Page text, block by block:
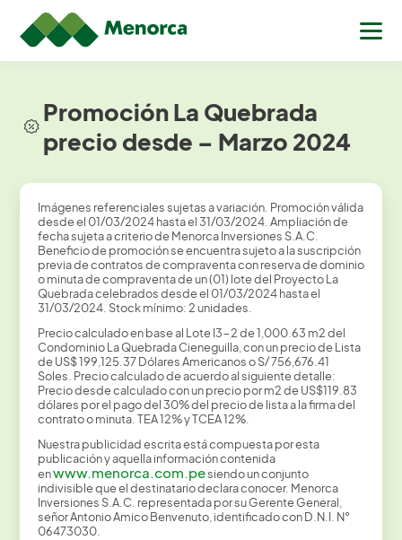
Promoción La Quebrada
precio desde – Marzo 2024
Imágenes referenciales sujetas a variación. Promoción válida
desde el 01/03/2024 hasta el 31/03/2024. Ampliación de
fecha sujeta a criterio de Menorca Inversiones S.A.C.
Beneficio de promoción se encuentra sujeto a la suscripción
previa de contratos de compraventa con reserva de dominio
o minuta de compraventa de un (01) lote del Proyecto La
Quebrada celebrados desde el 01/03/2024 hasta el
31/03/2024. Stock mínimo: 2 unidades.
Precio calculado en base al Lote I3-2 de 1,000.63 m2 del
Condominio La Quebrada Cieneguilla, con un precio de Lista
de US$ 199,125.37 Dólares Americanos o S/ 756,676.41
Soles. Precio calculado de acuerdo al siguiente detalle:
Precio desde calculado con un precio por m2 de US$119.83
dólares por el pago del 30% del precio de lista a la firma del
contrato o minuta. TEA 12% y TCEA 12%.
Nuestra publicidad escrita está compuesta por esta
publicación y aquella información contenida
enwww.menorca.com.pesiendo un conjunto
indivisible que el destinatario declara conocer. Menorca
Inversiones S.A.C. representada por su Gerente General,
señor Antonio Amico Benvenuto, identificado con D.N.I. N°
06473030.